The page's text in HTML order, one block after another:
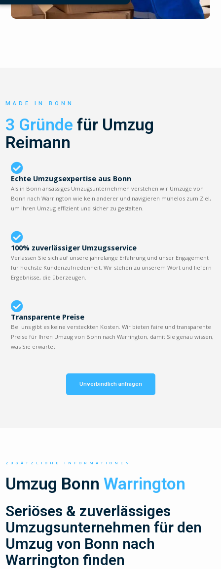
MADE IN BONN
3 Gründe für Umzug
Reimann
Echte Umzugsexpertise aus Bonn
Als in Bonn ansässiges Umzugsunternehmen verstehen wir Umzüge von
Bonn nach Warrington wie kein anderer und navigieren mühelos zum Ziel,
um Ihren Umzug effizient und sicher zu gestalten.
100% zuverlässiger Umzugsservice
Verlassen Sie sich auf unsere jahrelange Erfahrung und unser Engagement
für höchste Kundenzufriedenheit. Wir stehen zu unserem Wort und liefern
Ergebnisse, die überzeugen.
Transparente Preise
Bei uns gibt es keine versteckten Kosten. Wir bieten faire und transparente
Preise für Ihren Umzug von Bonn nach Warrington, damit Sie genau wissen,
was Sie erwartet.
Unverbindlich anfragen
ZUSÄTZLICHE INFORMATIONEN
Umzug BonnWarrington
Seriöses & zuverlässiges
Umzugsunternehmen für den
Umzug von Bonn nach
Warrington finden